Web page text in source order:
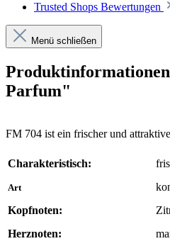
Trusted Shops Bewertungen
Menü schließen
Parfum"
FM 704 ist ein frischer und
Charakteristisch:
Art
Kopfnoten:
Herznoten: